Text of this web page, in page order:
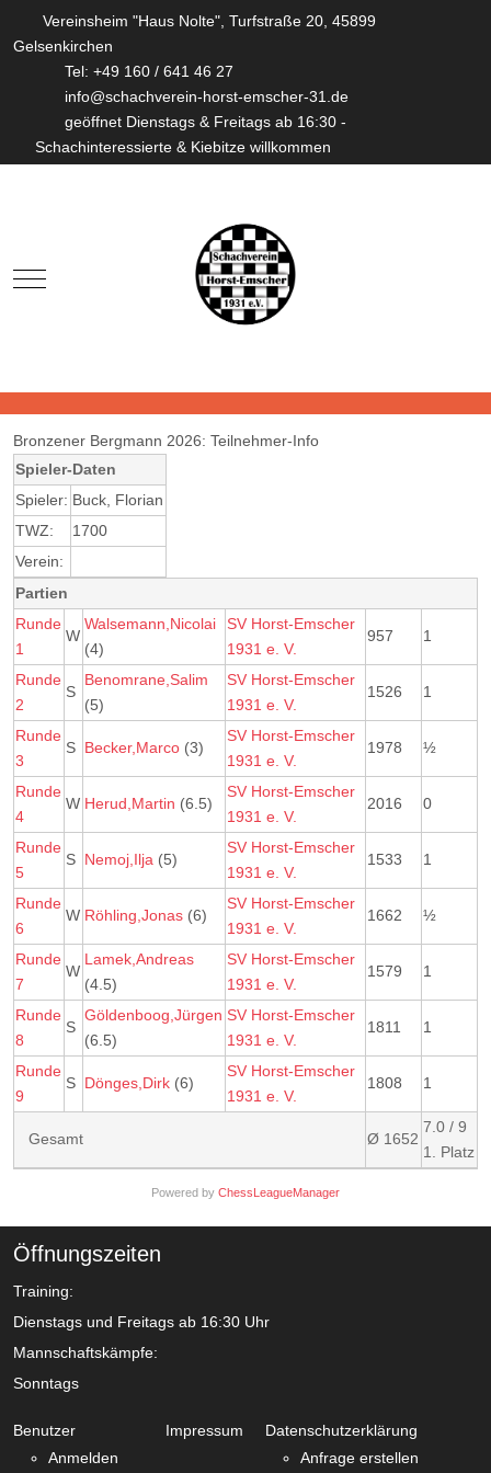
Vereinsheim "Haus Nolte", Turfstraße 20, 45899
Gelsenkirchen
Tel: +49 160 / 641 46 27
info@schachverein-horst-emscher-31.de
geöffnet Dienstags & Freitags ab 16:30 -
Schachinteressierte & Kiebitze willkommen
Mobile Menu Toggle
Bronzener Bergmann 2026: Teilnehmer-Info
Spieler-Daten
Spieler: Buck, Florian
TWZ:
1700
Verein:
Partien
Runde
1
W
Walsemann,Nicolai
(4)
SV Horst-Emscher
1931 e. V.
957 1
Runde
2
S
Benomrane,Salim
(5)
SV Horst-Emscher
1931 e. V.
1526 1
Runde
3
S Becker,Marco (3)
SV Horst-Emscher
1931 e. V.
1978 ½
Runde
4
W Herud,Martin (6.5)
SV Horst-Emscher
1931 e. V.
2016 0
Runde
5
S Nemoj,Ilja (5)
SV Horst-Emscher
1931 e. V.
1533 1
Runde
6
W Röhling,Jonas (6)
SV Horst-Emscher
1931 e. V.
1662 ½
Runde
7
W
Lamek,Andreas
(4.5)
SV Horst-Emscher
1931 e. V.
1579 1
Runde
8
S
Göldenboog,Jürgen
(6.5)
SV Horst-Emscher
1931 e. V.
1811 1
Runde
9
S Dönges,Dirk (6)
SV Horst-Emscher
1931 e. V.
1808 1
Gesamt Ø 1652
7.0 / 9
1. Platz
Powered by ChessLeagueManager
Öffnungszeiten
Training:
Dienstags und Freitags ab 16:30 Uhr
Mannschaftskämpfe:
Sonntags
Benutzer
Anmelden
Impressum
Datenschutzerklärung
Anfrage erstellen